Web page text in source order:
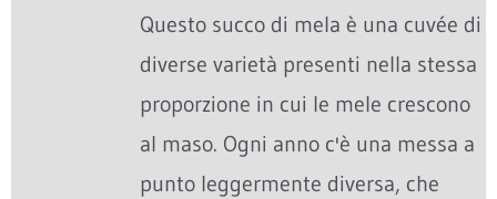
Questo succo di mela è una cuvée di
diverse varietà presenti nella stessa
proporzione in cui le mele crescono
al maso. Ogni anno c'è una messa a
punto leggermente diversa, che